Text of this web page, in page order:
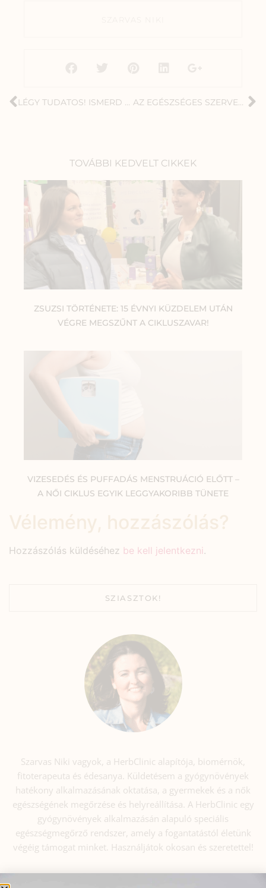
LÉGY TUDATOS! ISMERD A TESTED ÉS TÁMOGASD OKOSAN! AZ EGÉSZSÉGES SZERVEZET MEGTEREMTÉSE BABATERVEZÉS ELŐTT
TOVÁBBI KEDVELT CIKKEK
ZSUZSI TÖRTÉNETE: 15 ÉVNYI KÜZDELEM UTÁN
VÉGRE MEGSZŰNT A CIKLUSZAVAR!
VIZESEDÉS ÉS PUFFADÁS MENSTRUÁCIÓ ELŐTT –
A NŐI CIKLUS EGYIK LEGGYAKORIBB TÜNETE
Hozzászólás küldéséhez be kell jelentkezni.
SZIASZTOK!
Szarvas Niki vagyok, a HerbClinic alapítója, biomérnök,
fitoterapeuta és édesanya. Küldetésem a gyógynövények
hatékony alkalmazásának oktatása, a gyermekek és a nők
egészségének megőrzése és helyreállítása. A HerbClinic egy
gyógynövények alkalmazásán alapuló speciális
egészségmegőrző rendszer, amely a fogantatástól életünk
végéig támogat minket. Használjátok okosan és szeretettel!